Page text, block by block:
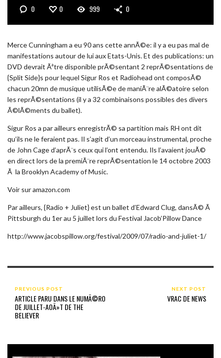
0 0 999 0
Merce Cunningham a eu 90 ans cette annÃ©e: il y a eu pas mal de
manifestations autour de lui aux Etats-Unis. Et des publications: un
DVD devrait Ãªtre disponible prÃ©sentant 2 reprÃ©sentations de
{Split Side}s pour lequel Sigur Ros et Radiohead ont composÃ©
chacun 20mn de musique utilisÃ©e de maniÃ¨re alÃ©atoire selon
les reprÃ©sentations (il y a 32 combinaisons possibles des divers
Ã©lÃ©ments du ballet).
Sigur Ros a par ailleurs enregistrÃ© sa partition mais RH ont dit
qu’ils ne le feraient pas. Il s’agit d’un morceau instrumental, proche
de John Cage d’aprÃ¨s ceux qui l’ont entendu. Ils l’avaient jouÃ©
en direct lors de la premiÃ¨re reprÃ©sentation le 14 octobre 2003
Ã la Brooklyn Academy of Music.
Voir sur amazon.com
Par ailleurs, {Radio + Juliet} est un ballet d’Edward Clug, dansÃ© Ã
Pittsburgh du 1er au 5 juillet lors du Festival Jacob’Pillow Dance
http://www.jacobspillow.org/festival/2009/07/radio-and-juliet-1/
PREVIOUS POST
ARTICLE PARU DANS LE NUMÃ©RO
DE JUILLET-AOÃ»T DE THE
BELIEVER
NEXT POST
VRAC DE NEWS